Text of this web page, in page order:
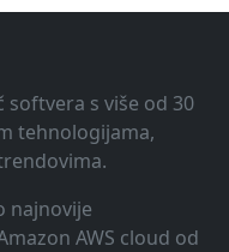
s više od 30
tehnologijama,
najnovije
AWS cloud od